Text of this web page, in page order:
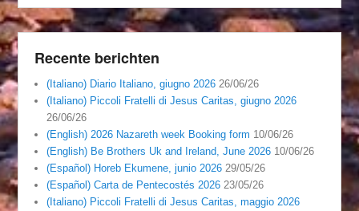
Recente berichten
(Italiano) Diario Italiano, giugno 2026 26/06/26
(Italiano) Piccoli Fratelli di Jesus Caritas, giugno 2026
26/06/26
(English) 2026 Nazareth week Booking form 10/06/26
(English) Be Brothers Uk and Ireland, June 2026 10/06/26
(Español) Horeb Ekumene, junio 2026 29/05/26
(Español) Carta de Pentecostés 2026 23/05/26
(Italiano) Piccoli Fratelli di Jesus Caritas, maggio 2026